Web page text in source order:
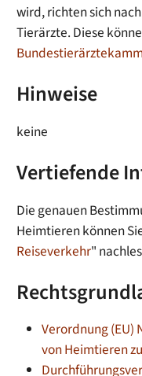
wird, richten sich
Tierärzte. Diese
Hinweise
keine
Vertiefende
Die genauen
Heimtieren können
Reiseverkehr"
Verordnung (EU)
von Heimtieren